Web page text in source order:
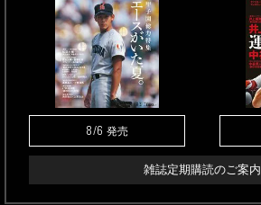
8/6 発売
雑誌定期購読のご案内